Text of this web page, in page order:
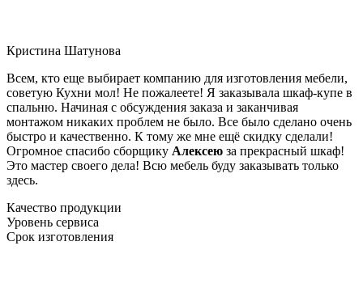
Кристина Шатунова
Всем, кто еще выбирает компанию для изготовления мебели,
советую Кухни мол! Не пожалеете! Я заказывала шкаф-купе в
спальню. Начиная с обсуждения заказа и заканчивая
монтажом никаких проблем не было. Все было сделано очень
быстро и качественно. К тому же мне ещё скидку сделали!
Огромное спасибо сборщику Алексею за прекрасный шкаф!
Это мастер своего дела! Всю мебель буду заказывать только
здесь.
Качество продукции
Уровень сервиса
Срок изготовления